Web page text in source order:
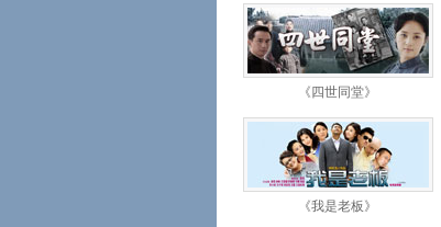
《四世同堂》
《我是老板》